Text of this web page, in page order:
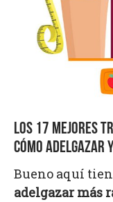
LOS 17 MEJORES
CÓMO ADELGAZAR
Bueno aquí
adelgazar más